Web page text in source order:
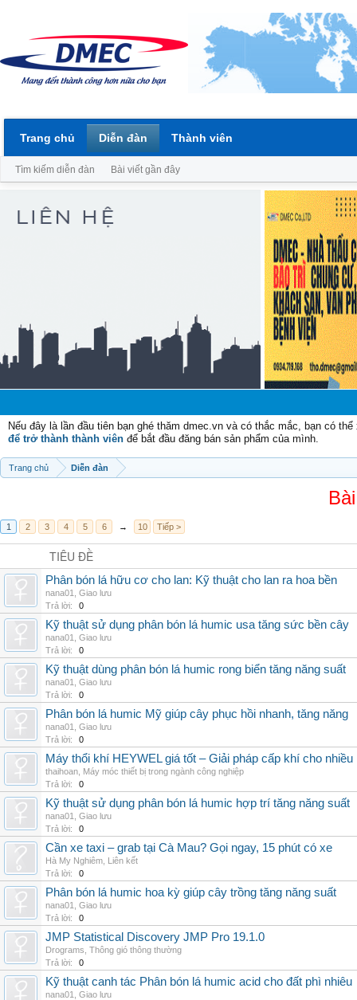
Nếu đây là lần đầu tiên bạn ghé thăm dmec.vn và có thắc mắc, bạn có
để trở thành thành viên để bắt đầu đăng bán sản phẩm của mình.
Trang chủ Diễn đàn
1 2 3 4 5 6 → 10 Tiếp >
TIÊU ĐỀ
Phân bón lá hữu cơ cho lan: Kỹ thuật cho lan ra hoa bền
nana01
Giao lưu
Trả lời:
0
Kỹ thuật sử dụng phân bón lá humic usa tăng sức bền cây
nana01
Giao lưu
Trả lời:
0
Kỹ thuật dùng phân bón lá humic rong biển tăng năng suất
nana01
Giao lưu
Trả lời:
0
Phân bón lá humic Mỹ giúp cây phục hồi nhanh, tăng năng
nana01
Giao lưu
Trả lời:
0
Máy thổi khí HEYWEL giá tốt – Giải pháp cấp khí cho
thaihoan Máy móc thiết bị trong ngành công nghiệp
Trả lời:
0
Kỹ thuật sử dụng phân bón lá humic hợp trí tăng năng suất
nana01
Giao lưu
Trả lời:
0
Cần xe taxi – grab tại Cà Mau? Gọi ngay, 15 phút có xe
Hà My Nghiêm Liên kết
Trả lời:
0
Phân bón lá humic hoa kỳ giúp cây trồng tăng năng suất
nana01
Giao lưu
Trả lời:
0
JMP Statistical Discovery JMP Pro 19.1.0
Drograms Thông gió thông thường
Trả lời:
0
Kỹ thuật canh tác Phân bón lá humic acid cho đất phì nhiêu
nana01
Giao lưu
Trang chủ Diễn đàn
Tìm kiếm diễn đàn Bài viết gần đây
Thành viên